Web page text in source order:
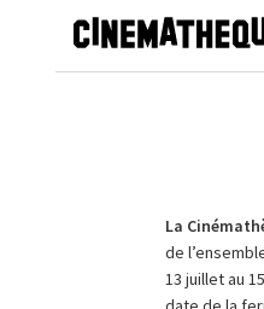
La
de
13 juillet au